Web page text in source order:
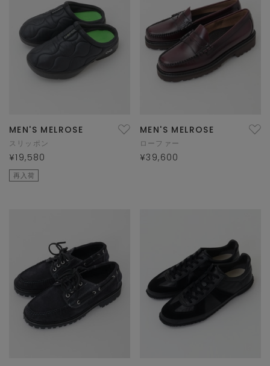
MEN'S MELROSE
スリッポン
¥19,580
再入荷
MEN'S MELROSE
ローファー
¥39,600